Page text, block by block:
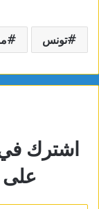
تونس
اشترك في
على